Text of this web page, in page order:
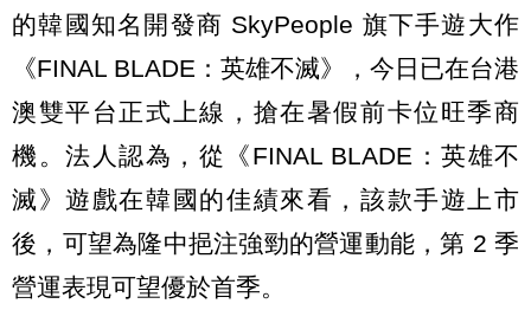
的韓國知名開發商 SkyPeople 旗下手遊大作
《FINAL BLADE：英雄不滅》，今日已在台港
澳雙平台正式上線，搶在暑假前卡位旺季商
機。法人認為，從《FINAL BLADE：英雄不
滅》遊戲在韓國的佳績來看，該款手遊上市
後，可望為隆中挹注強勁的營運動能，第 2 季
營運表現可望優於首季。